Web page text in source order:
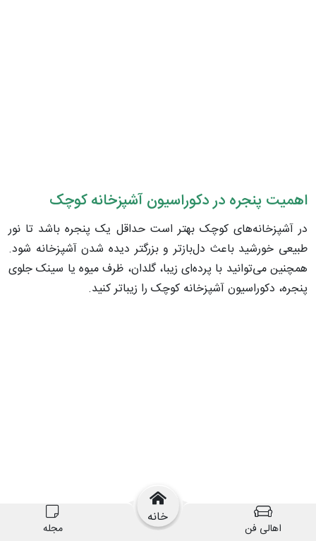
مجله
خانه
اهالی فن
اهمیت پنجره در دکوراسیون آشپزخانه کوچک
در آشپزخانه‌های کوچک بهتر است حداقل یک پنجره باشد تا نور
طبیعی خورشید باعث دل‌باز‌تر و بزرگتر دیده شدن آشپزخانه شود.
همچنین می‌توانید با پرده‌ای زیبا، گلدان، ظرف میوه‌ یا سینک جلوی
پنجره، دکوراسیون آشپزخانه کوچک را زیباتر کنید.